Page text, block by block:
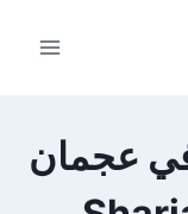
عجمان